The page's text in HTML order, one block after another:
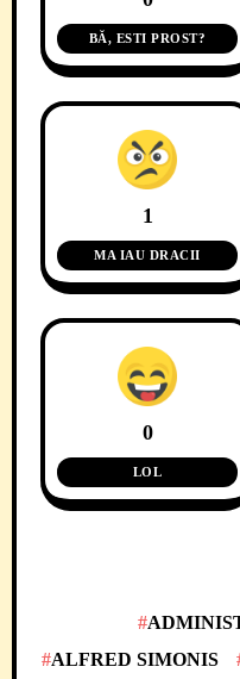
BĂ, ESTI PROST?
1
MA IAU DRACII
0
LOL
ALFRED SIMONIS